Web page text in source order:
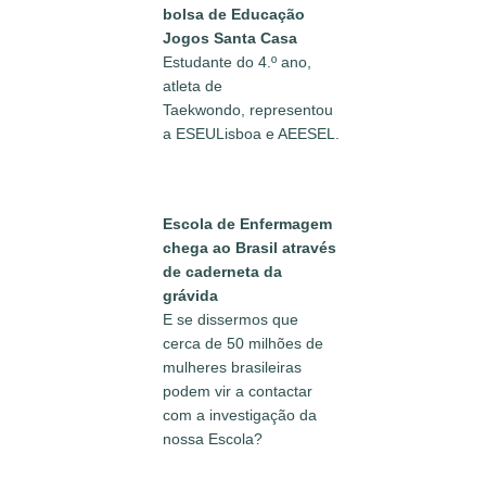
bolsa de Educação
Jogos Santa Casa
Estudante do 4.º ano,
atleta de
Taekwondo, representou
a ESEULisboa e AEESEL.
Escola de Enfermagem
chega ao Brasil através
de caderneta da
grávida
E se dissermos que
cerca de 50 milhões de
mulheres brasileiras
podem vir a contactar
com a investigação da
nossa Escola?